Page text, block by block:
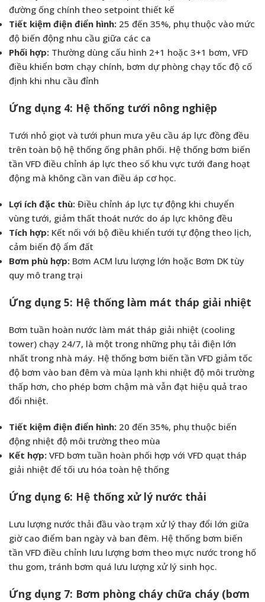
đường ống chính theo setpoint thiết kế
Tiết kiệm điện điển hình: 25 đến 35%, phụ thuộc vào mức
độ biến động nhu cầu giữa các ca
Phối hợp: Thường dùng cấu hình 2+1 hoặc 3+1 bơm, VFD
điều khiển bơm chạy chính, bơm dự phòng chạy tốc độ cố
định khi nhu cầu đỉnh
Ứng dụng 4: Hệ thống tưới nông nghiệp
Tưới nhỏ giọt và tưới phun mưa yêu cầu áp lực đồng đều
trên toàn bộ hệ thống ống phân phối. Hệ thống bơm biến
tần VFD điều chỉnh áp lực theo số khu vực tưới đang hoạt
động mà không cần van điều áp cơ học.
Lợi ích đặc thù: Điều chỉnh áp lực tự động khi chuyển
vùng tưới, giảm thất thoát nước do áp lực không đều
Tích hợp: Kết nối với bộ điều khiển tưới tự động theo lịch,
cảm biến độ ẩm đất
Bơm phù hợp: Bơm ACM lưu lượng lớn hoặc Bơm DK tùy
quy mô trang trại
Ứng dụng 5: Hệ thống làm mát tháp giải nhiệt
Bơm tuần hoàn nước làm mát tháp giải nhiệt (cooling
tower) chạy 24/7, là một trong những phụ tải điện lớn
nhất trong nhà máy. Hệ thống bơm biến tần VFD giảm tốc
độ bơm vào ban đêm và mùa lạnh khi nhiệt độ môi trường
thấp hơn, cho phép bơm chậm mà vẫn đạt hiệu quả trao
đổi nhiệt.
Tiết kiệm điện điển hình: 20 đến 35%, phụ thuộc biến
động nhiệt độ môi trường theo mùa
Kết hợp: VFD bơm tuần hoàn phối hợp với VFD quạt tháp
giải nhiệt để tối ưu hóa toàn hệ thống
Ứng dụng 6: Hệ thống xử lý nước thải
Lưu lượng nước thải đầu vào trạm xử lý thay đổi lớn giữa
giờ cao điểm ban ngày và ban đêm. Hệ thống bơm biến
tần VFD điều chỉnh lưu lượng bơm theo mực nước trong hố
thu gom, tránh bơm quá lưu lượng xử lý sinh học.
Ứng dụng 7: Bơm phòng cháy chữa cháy (bơm